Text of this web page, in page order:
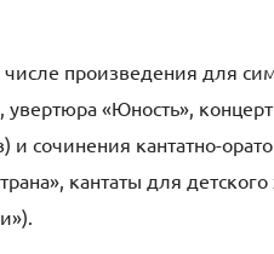
произведения для
«Юность»,
сочинения кантатно-
кантаты для